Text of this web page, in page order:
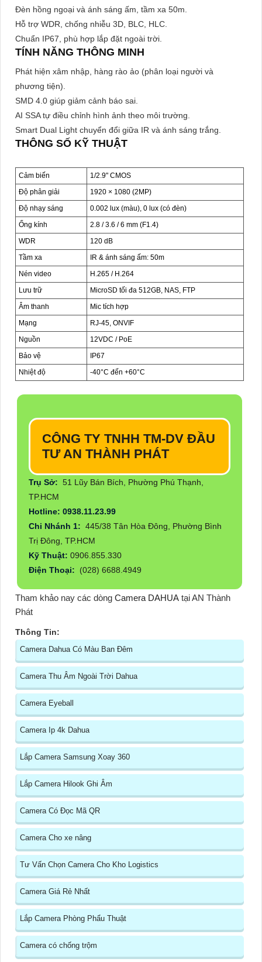
Đèn hồng ngoại và ánh sáng ấm, tầm xa 50m.
Hỗ trợ WDR, chống nhiễu 3D, BLC, HLC.
Chuẩn IP67, phù hợp lắp đặt ngoài trời.
TÍNH NĂNG THÔNG MINH
Phát hiện xâm nhập, hàng rào ảo (phân loại người và
phương tiện).
SMD 4.0 giúp giảm cảnh báo sai.
AI SSA tự điều chỉnh hình ảnh theo môi trường.
Smart Dual Light chuyển đổi giữa IR và ánh sáng trắng.
THÔNG SỐ KỸ THUẬT
Cảm biến
1/2.9" CMOS
Độ phân giải
1920 × 1080 (2MP)
Độ nhạy sáng
0.002 lux (màu), 0 lux (có đèn)
Ống kính
2.8 / 3.6 / 6 mm (F1.4)
WDR
120 dB
Tầm xa
IR & ánh sáng ấm: 50m
Nén video
H.265 / H.264
Lưu trữ
MicroSD tối đa 512GB, NAS, FTP
Âm thanh
Mic tích hợp
Mạng
RJ-45, ONVIF
Nguồn
12VDC / PoE
Bảo vệ
IP67
Nhiệt độ
-40°C đến +60°C
CÔNG TY TNHH TM-DV ĐẦU
TƯ AN THÀNH PHÁT
Trụ Sở: 51 Lũy Bán Bích, Phường Phú Thạnh,
TP.HCM
Hotline: 0938.11.23.99
Chi Nhánh 1: 445/38 Tân Hòa Đông, Phường Bình
Trị Đông, TP.HCM
Kỹ Thuật: 0906.855.330
Điện Thoại:
(028) 6688.4949
Tham khảo nay các dòng Camera DAHUA tại AN Thành
Phát
Thông Tin:
Camera Dahua Có Màu Ban Đêm
Camera Thu Âm Ngoài Trời Dahua
Camera Eyeball
Camera Ip 4k Dahua
Lắp Camera Samsung Xoay 360
Lắp Camera Hilook Ghi Âm
Camera Có Đọc Mã QR
Camera Cho xe nâng
Tư Vấn Chọn Camera Cho Kho Logistics
Camera Giá Rẻ Nhất
Lắp Camera Phòng Phẩu Thuật
Camera có chống trộm